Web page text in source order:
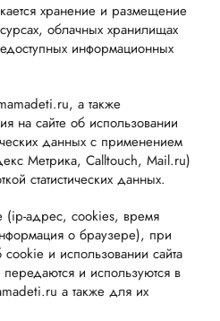
хранение и размещение
облачных хранилищах
информационных
а также
на сайте об использовании
данных с применением
Метрика, Calltouch, Mail.ru)
статистических данных.
(ip-адрес, cookies, время
о браузере), при
и использовании сайта
и используются в
а также для их